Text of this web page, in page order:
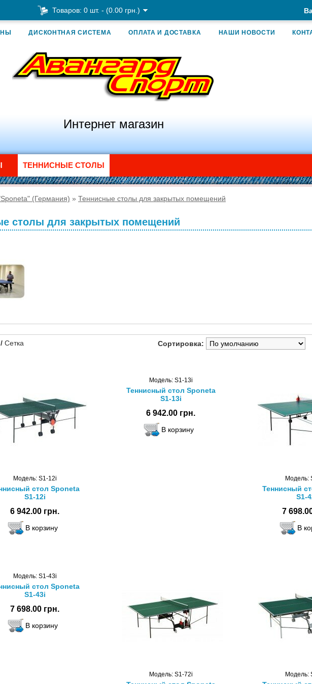
Товаров: 0 шт. - (0.00 грн.)
ДИСКОНТНАЯ СИСТЕМА ОПЛАТА И ДОСТАВКА НАШИ НОВОСТИ
Интернет магазин
ТЕННИСНЫЕ СТОЛЫ
(Германия) » Теннисные столы для закрытых помещений
столы для закрытых помещений
/ Сетка Сортировка:
Модель: S1-12i
стол Sponeta
S1-12i
6 942.00 грн.
Модель: S1-13i
Теннисный стол Sponeta
S1-13i
6 942.00 грн.
Модель:
Теннисный
S1-
7
Модель: S1-43i
стол Sponeta
S1-43i
7 698.00 грн.
Модель: S1-72i Модель: